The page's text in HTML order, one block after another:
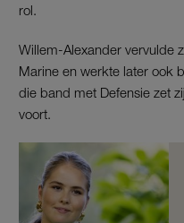
rol.
Willem-Alexander vervulde
Marine en werkte later ook
die band met Defensie zet
voort.